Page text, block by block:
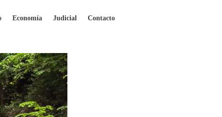
Economía Judicial Contacto
de Antioquia